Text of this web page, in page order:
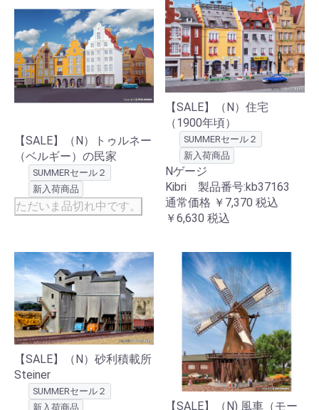
【SALE】（N）トゥルネー
（ベルギー）の民家
SUMMERセール２
新入荷商品
ただいま品切れ中です。
【SALE】（N）住宅
（1900年頃）
SUMMERセール２
新入荷商品
Nゲージ
Kibri 製品番号:kb37163
通常価格 ￥7,370 税込
￥6,630 税込
【SALE】（N）砂利積載所
Steiner
SUMMERセール２
新入荷商品
【SALE】（N) 風車（モー